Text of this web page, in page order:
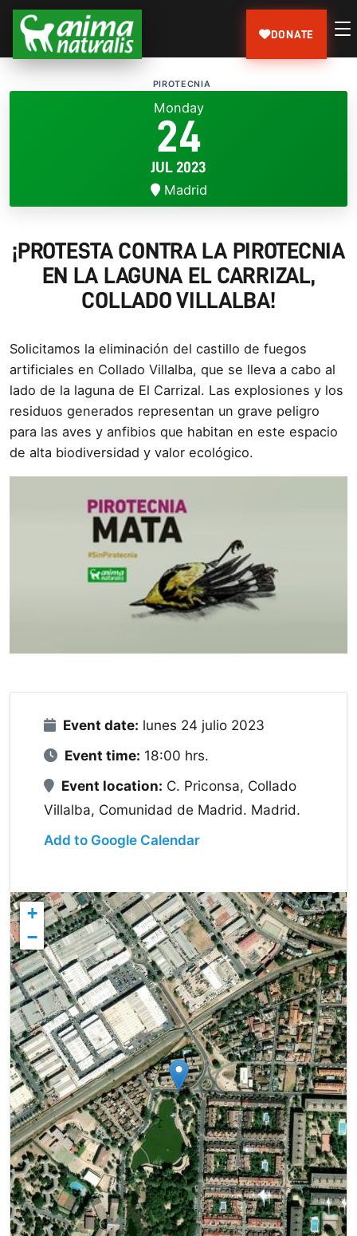
DONATE
PIROTECNIA
Monday
24
JUL 2023
Madrid
¡PROTESTA CONTRA LA PIROTECNIA
EN LA LAGUNA EL CARRIZAL,
COLLADO VILLALBA!
Solicitamos la eliminación del castillo de fuegos
artificiales en Collado Villalba, que se lleva a cabo al
lado de la laguna de El Carrizal. Las explosiones y los
residuos generados representan un grave peligro
para las aves y anfibios que habitan en este espacio
de alta biodiversidad y valor ecológico.
Event date: lunes 24 julio 2023
Event time: 18:00 hrs.
Event location: C. Priconsa, Collado
Villalba, Comunidad de Madrid. Madrid.
Add to Google Calendar
+
−